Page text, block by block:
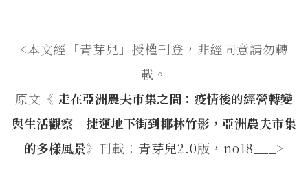
<本文經「青芽兒」授權刊登，非經同意請勿轉
載。
原文《 走在亞洲農夫市集之間：疫情後的經營轉變
與生活觀察｜捷運地下街到椰林竹影，亞洲農夫市集
的多樣風景》刊載： 青芽兒2.0版，no18___ >